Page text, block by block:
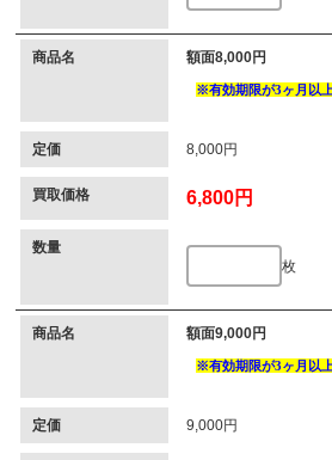
商品名 額面8,000円
定価 8,000円
買取価格 6,800円
数量
枚
商品名 額面9,000円
定価 9,000円